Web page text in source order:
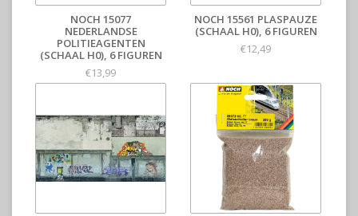
NOCH 15077
NEDERLANDSE
POLITIEAGENTEN
(SCHAAL H0), 6 FIGUREN
€13,99
NOCH 15561 PLASPAUZE
(SCHAAL H0), 6 FIGUREN
€12,49